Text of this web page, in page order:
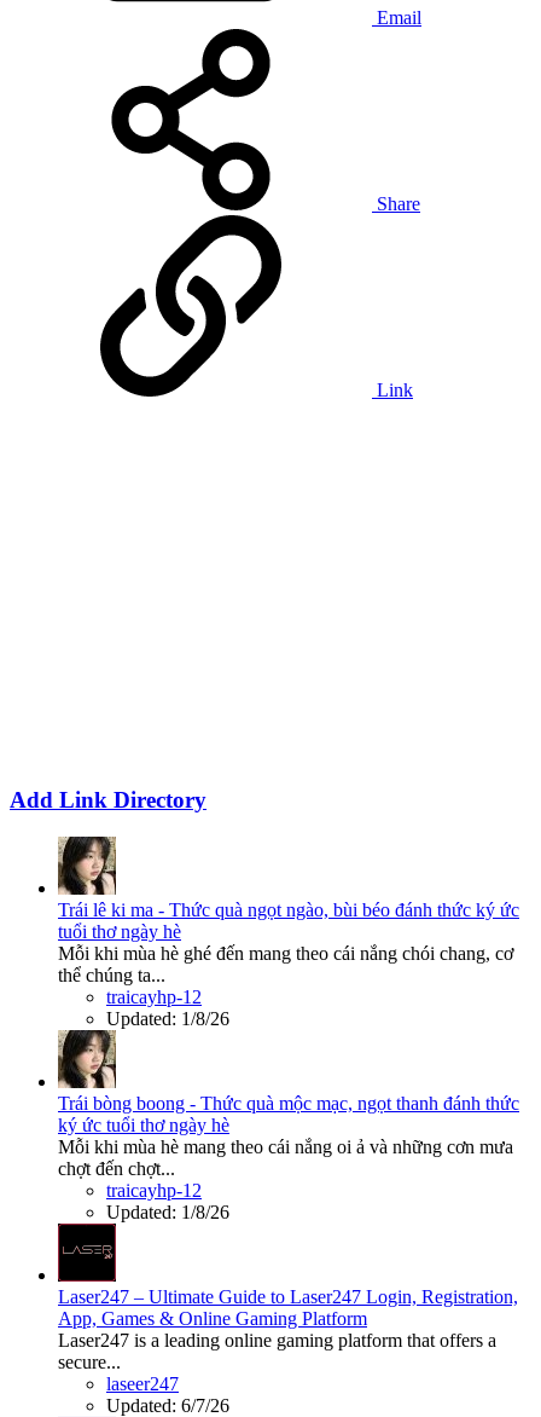
Email
Share
Link
Add Link Directory
Trái lê ki ma - Thức quà ngọt ngào, bùi béo đánh thức ký ức
tuổi thơ ngày hè
Mỗi khi mùa hè ghé đến mang theo cái nắng chói chang, cơ
thể chúng ta...
traicayhp-12
Updated: 1/8/26
Trái bòng boong - Thức quà mộc mạc, ngọt thanh đánh thức
ký ức tuổi thơ ngày hè
Mỗi khi mùa hè mang theo cái nắng oi ả và những cơn mưa
chợt đến chợt...
traicayhp-12
Updated: 1/8/26
Laser247 – Ultimate Guide to Laser247 Login, Registration,
App, Games & Online Gaming Platform
Laser247 is a leading online gaming platform that offers a
secure...
laseer247
Updated: 6/7/26